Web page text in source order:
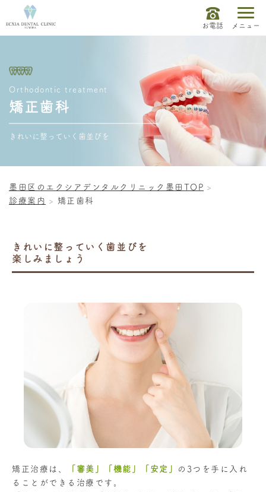
お電話 メニュー
Orthodontic treatment
矯正歯科
きれいに整っていく歯並びを
墨田区のエクシアデンタルクリニック墨田TOP
診療案内
矯正歯科
きれいに整っていく歯並びを
楽しみましょう
矯正治療は、 「審美」「機能」「安定」
の3つを手に入れ
ることができる治療です。